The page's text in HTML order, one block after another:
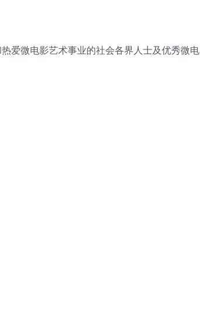
微电影艺术事业的社会各界人士及优秀微电